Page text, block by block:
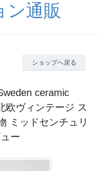
ン通販
ショップへ戻る
ceramic
欧ヴィンテージ ス
ミッドセンチュリ
ー